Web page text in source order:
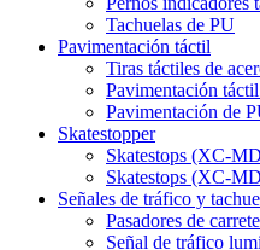
Tachuelas de PU
Pavimentación táctil
Tiras táctiles de
Pavimentación
Pavimentación de
Skatestopper
Skatestops (XC-
Skatestops (XC-
Señales de tráfico y
Pasadores de
Señal de tráfico